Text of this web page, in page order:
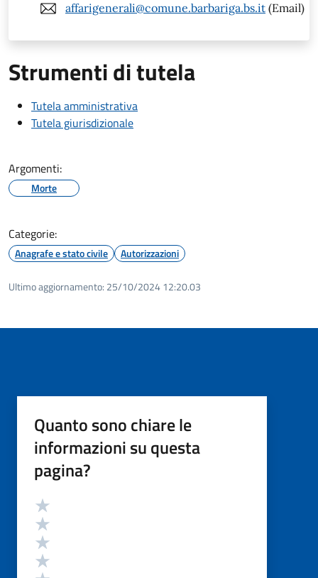
affarigenerali@comune.barbariga.bs.it (Email)
Strumenti di tutela
Tutela amministrativa
Tutela giurisdizionale
Argomenti:
Morte
Categorie:
Anagrafe e stato civile Autorizzazioni
Ultimo aggiornamento: 25/10/2024 12:20.03
Quanto sono chiare le
informazioni su questa
pagina?
Valutazione